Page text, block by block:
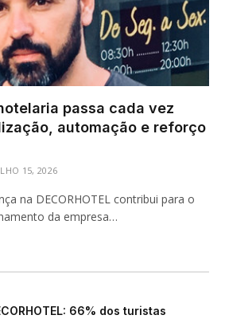
passa cada vez
automação e reforço
15, 2026
na DECORHOTEL contribui para o
da empresa…
66% dos turistas